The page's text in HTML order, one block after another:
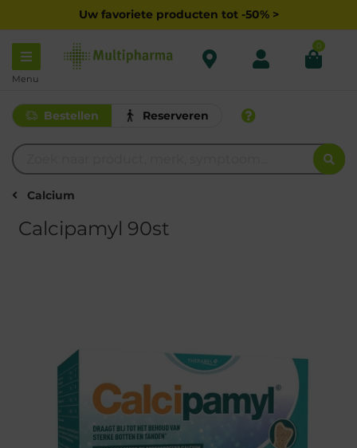
Uw favoriete producten tot -50% >
Menu
0
Bestellen Reserveren
Calcium
Calcipamyl 90st